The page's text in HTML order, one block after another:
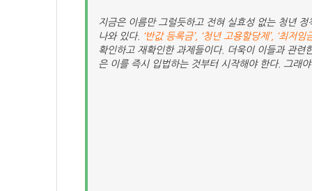
지금은 이름만 그럴듯하고 전혀 실효성 없는 청년
나와 있다. ‘반값 등록금’, ‘청년 고용할당제’, ‘최저임
확인하고 재확인한 과제들이다. 더욱이 이들과 관련
은 이를 즉시 입법하는 것부터 시작해야 한다. 그래